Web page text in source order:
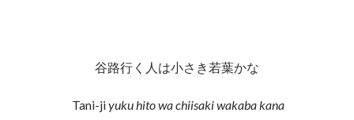
谷路行く人は小さき若葉かな
Tani-jiyuku hito wa chiisaki wakaba kana